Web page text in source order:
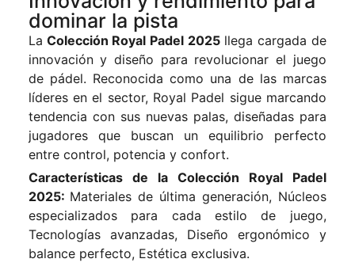
dominar la pista
La Colección Royal Padel 2025llega cargada de
innovación y diseño para revolucionar el juego
de pádel. Reconocida como una de las marcas
líderes en el sector, Royal Padel sigue marcando
tendencia con sus nuevas palas, diseñadas para
jugadores que buscan un equilibrio perfecto
entre control, potencia y confort.
Características de la Colección Royal Padel
2025: Materiales de última generación, Núcleos
especializados para cada estilo de juego,
Tecnologías avanzadas, Diseño ergonómico y
balance perfecto, Estética exclusiva.